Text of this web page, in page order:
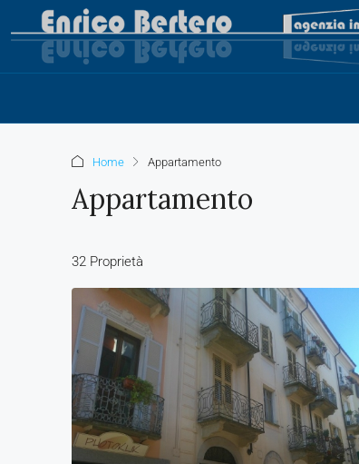
Home Appartamento
Appartamento
32 Proprietà